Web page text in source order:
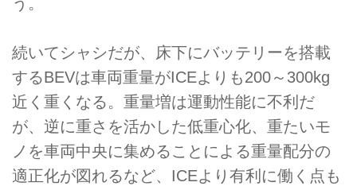
続いてシャシだが、床下にバッテリーを搭載
するBEVは車両重量がICEよりも200～300kg
近く重くなる。重量増は運動性能に不利だ
が、逆に重さを活かした低重心化、重たいモ
ノを車両中央に集めることによる重量配分の
適正化が図れるなど、ICEより有利に働く点も